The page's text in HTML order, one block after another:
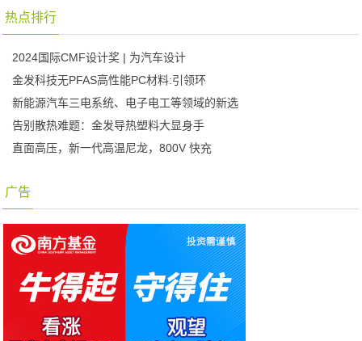
热点排行
2024国际CMF设计奖 | 为汽车设计
金发科技无PFAS高性能PC材料:引领环
新能源汽车三电系统、电子电工等领域的新选
告别散热难题：金发导热塑料大显身手
直面高压，新一代高温尼龙，800V 快充
广告